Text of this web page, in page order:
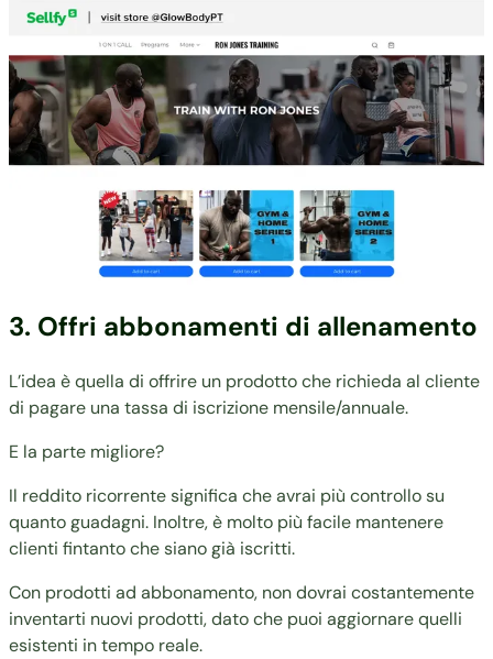
3. Offri abbonamenti di allenamento
L’idea è quella di offrire un prodotto che richieda al cliente
di pagare una tassa di iscrizione mensile/annuale.
E la parte migliore?
Il reddito ricorrente significa che avrai più controllo su
quanto guadagni. Inoltre, è molto più facile mantenere
clienti fintanto che siano già iscritti.
Con prodotti ad abbonamento, non dovrai costantemente
inventarti nuovi prodotti, dato che puoi aggiornare quelli
esistenti in tempo reale.